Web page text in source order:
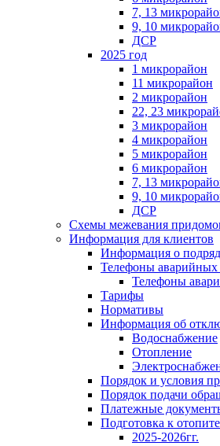
7, 13
9, 10
ДСР
2025 год
1 микрорайон
11 микрорайон
2 микрорайон
22, 23
3 микрорайон
4 микрорайон
5 микрорайон
6 микрорайон
7, 13
9, 10
ДСР
Схемы межевания
Информация для клиентов
Информация о
Телефоны аварийных
Телефоны
Тарифы
Нормативы
Информация об
Водоснабжение
Отопление
Порядок и условия
Порядок подачи
Платежные
Подготовка к
2025-2026гг.